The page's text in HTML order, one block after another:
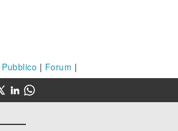
Pubblico | Forum |